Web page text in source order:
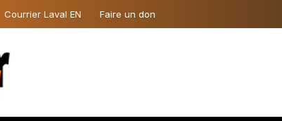
Courrier Laval EN Faire un don